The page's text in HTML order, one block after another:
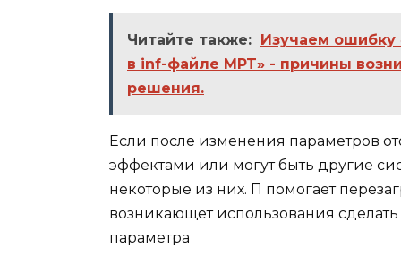
Читайте также:
Изучаем ошибку
в inf-файле MPT» - причины
решения.
Если после изменения параметров
эффектами или могут быть другие
некоторые из них. П помогает
возникающет использования
параметра